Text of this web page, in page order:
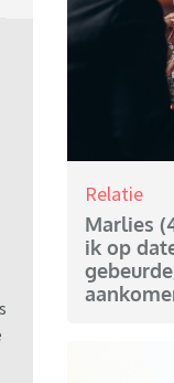
Relatie
Marlies
ik op